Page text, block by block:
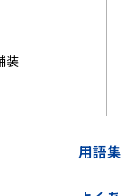
装
用語集